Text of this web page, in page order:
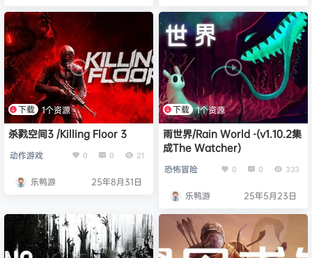
下载 1个资源
杀戮空间3 /Killing Floor 3
动作游戏 0 0 21
乐鸭游 25年8月31日
下载 1个资源
雨世界/Rain World -(v1.10.2集
成The Watcher)
恐怖冒险 0 0 333
乐鸭游 25年5月23日